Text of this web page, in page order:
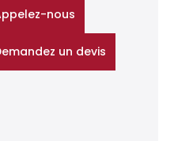
nous
un devis